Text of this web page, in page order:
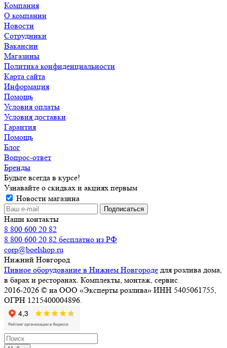
Компания
О компании
Новости
Сотрудники
Вакансии
Магазины
Политика конфиденциальности
Карта сайта
Информация
Помощь
Условия оплаты
Условия доставки
Гарантия
Помощь
Блог
Вопрос-ответ
Бренды
Будьте всегда в курсе!
Узнавайте о скидках и акциях первым
Новости магазина
Наши контакты
8 800 600 20 82
8 800 600 20 82 бесплатно из РФ
corp@boelshop.ru
Нижний Новгород
Пивное оборудование в Нижнем Новгороде для розлива дома,
в барах и ресторанах. Комплекты, монтаж, сервис.
2016-2026 © на ООО «Эксперты розлива» ИНН 5405061755,
ОГРН 1215400004896.